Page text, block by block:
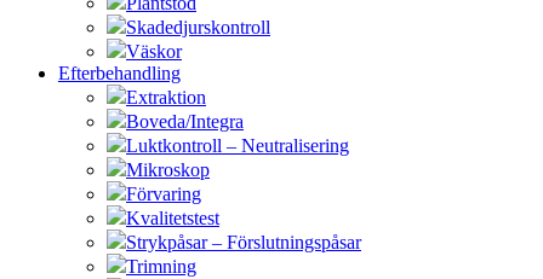
Skadedjurskontroll
Väskor
Efterbehandling
Extraktion
Boveda/Integra
Luktkontroll – Neutralisering
Mikroskop
Förvaring
Kvalitetstest
Strykpåsar – Förslutningspåsar
Trimning